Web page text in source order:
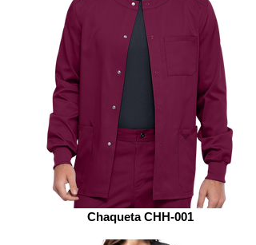
Chaqueta CHH-001